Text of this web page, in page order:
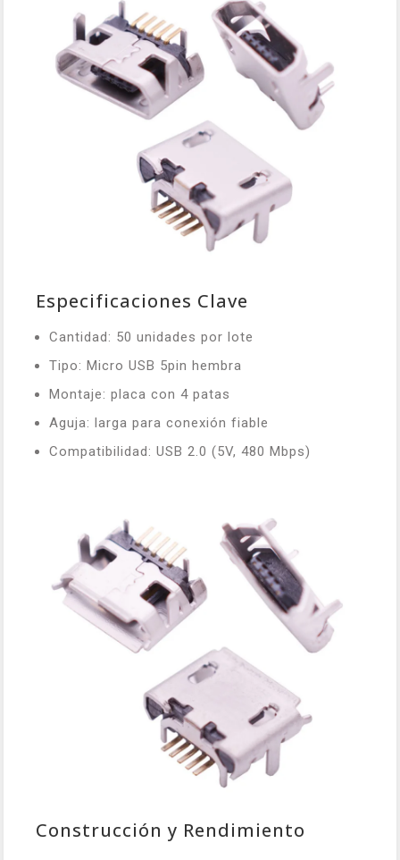
Especificaciones Clave
Cantidad: 50 unidades por lote
Tipo: Micro USB 5pin hembra
Montaje: placa con 4 patas
Aguja: larga para conexión fiable
Compatibilidad: USB 2.0 (5V, 480 Mbps)
Construcción y Rendimiento